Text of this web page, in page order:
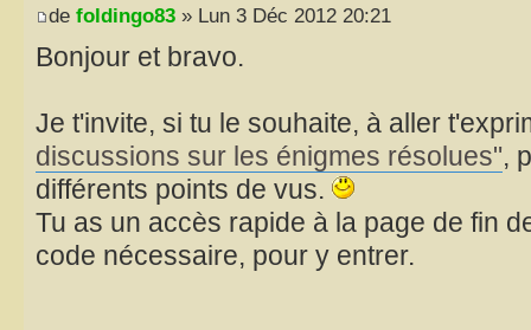
de foldingo83 » Lun 3 Déc 2012 20:21
Bonjour et bravo.
Je t'invite, si tu le souhaite, à aller
discussions sur les énigmes résolues",
différents points de vus.
Tu as un accès rapide à la page de fin
code nécessaire, pour y entrer.